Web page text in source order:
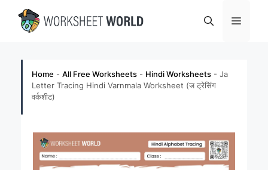
content
Menu
Home - All Free Worksheets - Hindi Worksheets - Ja
Letter Tracing Hindi Varnmala Worksheet (ज ट्रेसिंग
वर्कशीट)